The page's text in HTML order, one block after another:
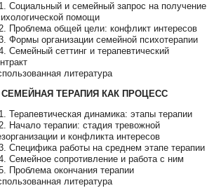
Социальный и семейный запрос на получение
помощи
Проблема общей цели: конфликт интересов
Формы организации семейной психотерапии
Семейный сеттинг и терапевтический
литература
СЕМЕЙНАЯ ТЕРАПИЯ КАК ПРОЦЕСС
Терапевтическая динамика: этапы терапии
Начало терапии: стадия тревожной
и конфликта интересов
Специфика работы на среднем этапе терапии
Семейное сопротивление и работа с ним
Проблема окончания терапии
литература